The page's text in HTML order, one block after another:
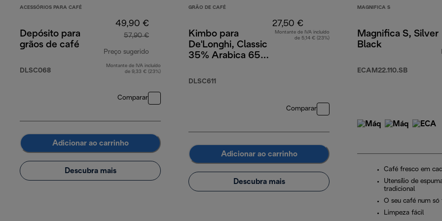
ACESSÓRIOS PARA CAFÉ
Depósito para
grãos de café
DLSC068
49,90 €
57,90 €
Preço sugerido
preço original 57,90 €
Montante de IVA incluído
de 9,33 € (23%)
Comparar
Adicionar ao carrinho
Descubra mais
GRÃO DE CAFÉ
Kimbo para
De'Longhi, Classic
35% Arabica 65%
DLSC611
27,50 €
Montante de IVA incluído
de 5,14 € (23%)
Comparar
Adicionar ao carrinho
Descubra mais
MAGNIFICA S
Magnifica S, Silver
Black
ECAM22.110.SB
Café fresco em
Utensílio de
tradicional
O seu café num só
Limpeza fácil